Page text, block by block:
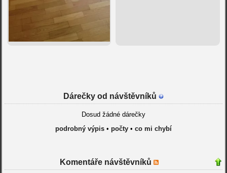
Dárečky od návštěvníků
Dosud žádné dárečky
podrobný výpis• počty• co mi chybí
Komentáře návštěvníků